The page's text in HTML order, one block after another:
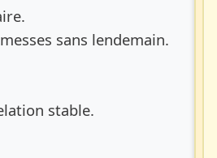
sans lendemain.
stable.